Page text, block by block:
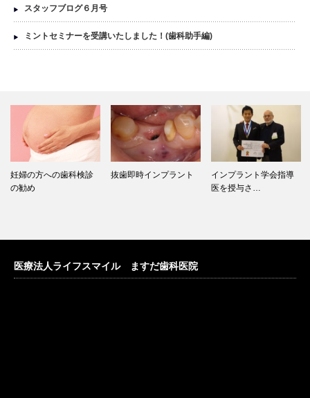
スタッフブログ６月号
ミントセミナーを受講いたしました！(歯科助手編)
妊婦の方への歯科検診
の勧め
抜歯即時インプラント
インプラント学会指導
医を授与さ…
医療法人ライフスマイル ますだ歯科医院